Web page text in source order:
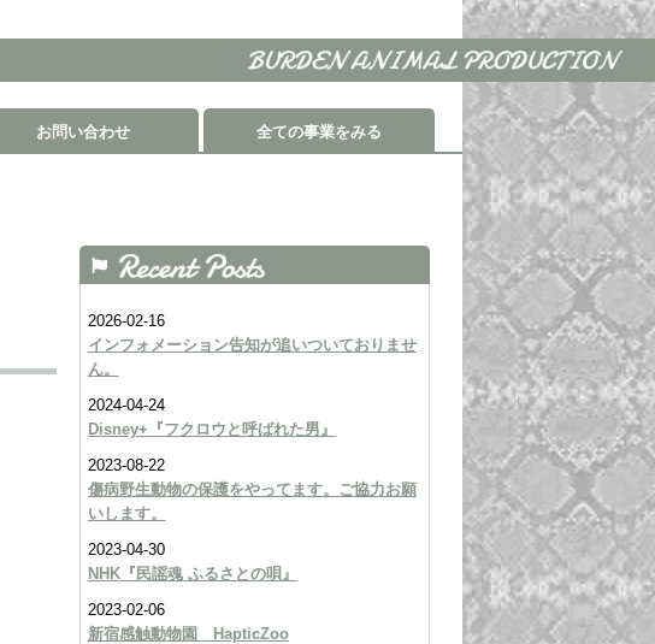
お問い合わせ 全ての事業をみる
2026-02-16
インフォメーション告知が追いついておりませ
ん。
2024-04-24
Disney+『フクロウと呼ばれた男』
2023-08-22
傷病野生動物の保護をやってます。ご協力お願
いします。
2023-04-30
NHK『民謡魂 ふるさとの唄』
2023-02-06
新宿感触動物園 HapticZoo